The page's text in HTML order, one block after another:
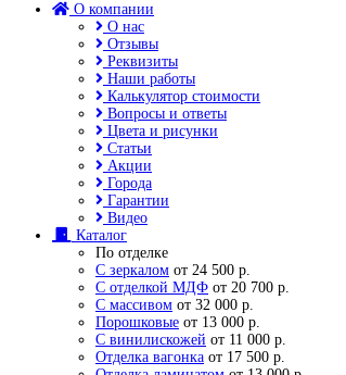
О компании
О нас
Отзывы
Реквизиты
Наши работы
Калькулятор стоимости
Вопросы и ответы
Цвета и рисунки
Статьи
Акции
Города
Гарантии
Видео
Каталог
По отделке
С зеркалом от 24 500 р.
С отделкой МДФ от 20 700 р.
С массивом от 32 000 р.
Порошковые от 13 000 р.
С винилискожей от 11 000 р.
Отделка вагонка от 17 500 р.